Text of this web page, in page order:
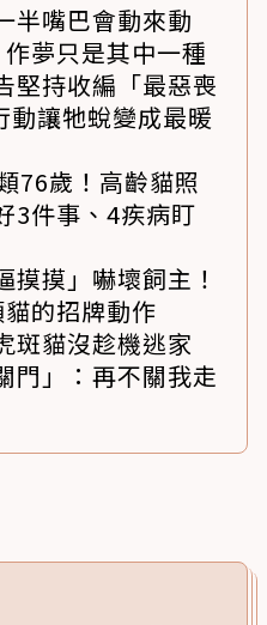
半嘴巴會動來動
夢只是其中一種
堅持收編「最惡喪
動讓牠蛻變成最暖
76歲！高齡貓照
3件事、4疾病盯
摸摸」嚇壞飼主！
的招牌動作
斑貓沒趁機逃家
門」：再不關我走